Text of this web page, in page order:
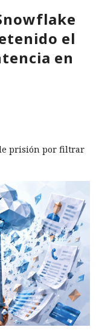
el
en
prisión por filtrar